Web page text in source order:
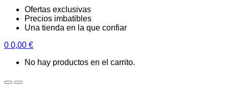
Ofertas exclusivas
Precios imbatibles
Una tienda en la que confiar
0 0,00 €
No hay productos en el carrito.